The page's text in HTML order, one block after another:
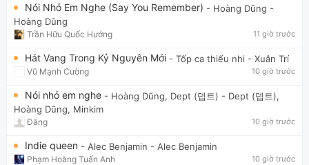
Nói Nhỏ Em Nghe (Say You Remember) - Hoàng Dũng -
Hoàng Dũng
Trần Hữu Quốc Hướng 11 giờ trước
Hát Vang Trong Kỷ Nguyên Mới - Tốp ca thiếu nhi - Xuân Trí
Vũ Mạnh Cường 10 giờ trước
Nói nhỏ em nghe - Hoàng Dũng, Dept (뎁트) - Dept (뎁트),
Hoàng Dũng, Minkim
Đăng 10 giờ trước
Indie queen - Alec Benjamin - Alec Benjamin
Phạm Hoàng Tuấn Anh 10 giờ trước